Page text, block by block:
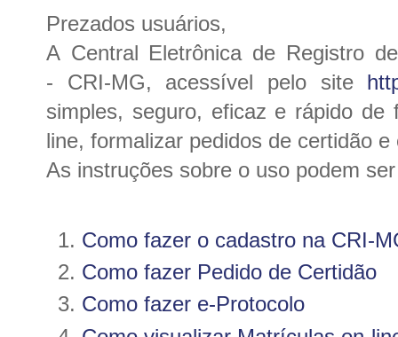
Prezados usuários,
A Central Eletrônica de Registro
- CRI-MG, acessível pelo site
simples, seguro, eficaz e rápido
line, formalizar pedidos de certidão e
As instruções sobre o uso podem
Como fazer o cadastro na CRI-
Como fazer Pedido de Certidão
Como fazer e-Protocolo